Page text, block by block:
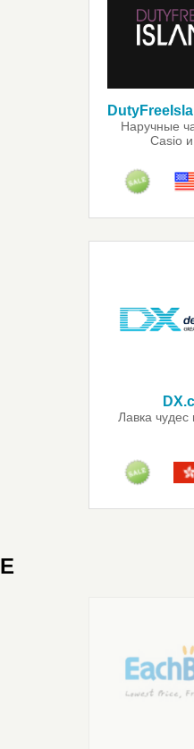
Наручные
Casio
Лавка чудес
E